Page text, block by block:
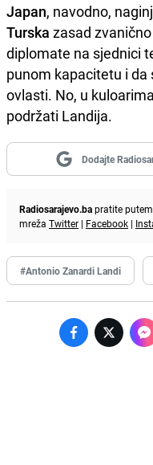
Japan, navodno,
Turska zasad
diplomate na sjednici
punom kapacitetu i da
ovlasti. No, u
podržati Landija.
Dodajte
Radiosarajevo.bapratite
mreža Twitter | Facebook |
#Antonio Zanardi Landi